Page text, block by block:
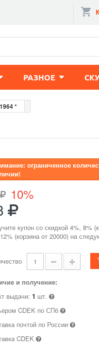
РАЗНОЕ
1964 *
ограниченное
10%
купон со скидкой 4%, 8%
(корзина от 20000) на
и получение:
выдачи: 1 шт.
CDEK по СПб
почтой по России
CDEK